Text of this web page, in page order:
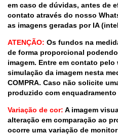
em caso de dúvidas, antes de
contato através do nosso
as imagens geradas por IA
ATENÇÃO: Os fundos na
de forma proporcional
imagem. Entre em contato
simulação da imagem nesta
COMPRA. Caso não solicite
produzido com
Variação de cor: A imagem
alteração em comparação ao
ocorre uma variação de